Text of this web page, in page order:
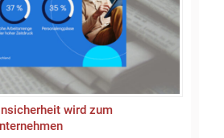
wird zum